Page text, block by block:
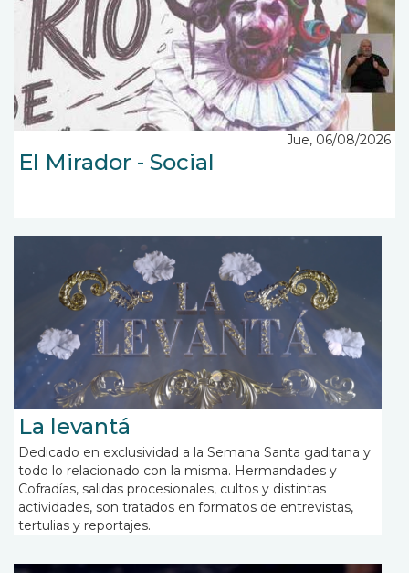
Jue, 06/08/2026
El Mirador - Social
La levantá
Dedicado en exclusividad a la Semana Santa gaditana y
todo lo relacionado con la misma. Hermandades y
Cofradías, salidas procesionales, cultos y distintas
actividades, son tratados en formatos de entrevistas,
tertulias y reportajes.